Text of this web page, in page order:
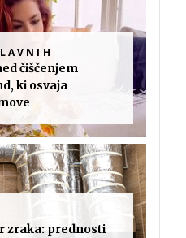
čiščenjem
ki osvaja
zraka: prednosti